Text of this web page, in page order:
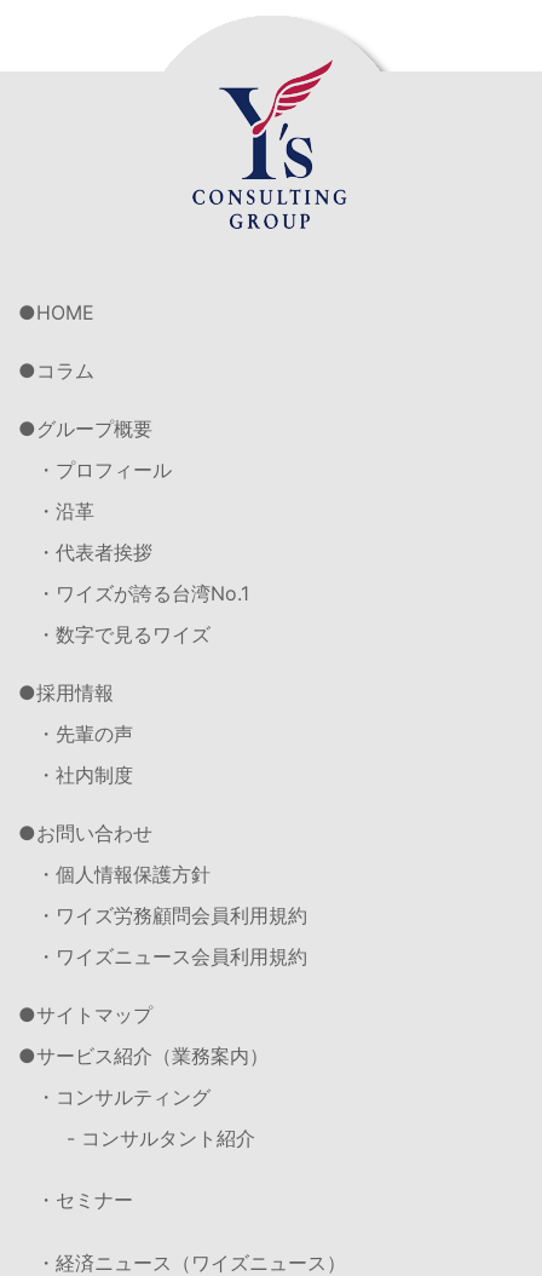
HOME
コラム
グループ概要
・プロフィール
・沿革
・代表者挨拶
・ワイズが誇る台湾No.1
・数字で見るワイズ
採用情報
・先輩の声
・社内制度
お問い合わせ
・個人情報保護方針
・ワイズ労務顧問会員利用規約
・ワイズニュース会員利用規約
サイトマップ
サービス紹介（業務案内）
・コンサルティング
- コンサルタント紹介
・セミナー
・経済ニュース（ワイズニュース）